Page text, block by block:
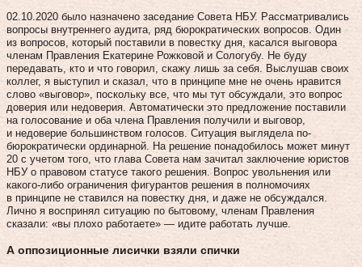
02.10.2020 было назначено заседание Совета НБУ. Рассматривались
вопросы внутреннего аудита, ряд бюрократических вопросов. Один
из вопросов, который поставили в повестку дня, касался выговора
членам Правления Екатерине Рожковой и Сологубу. Не буду
передавать, кто и что говорил, скажу лишь за себя. Выслушав своих
коллег, я выступил и сказал, что в принципе мне не очень нравится
слово «выговор», поскольку все, что мы тут обсуждали, это вопрос
доверия или недоверия. Автоматически это предложение поставили
на голосование и оба члена Правления получили и выговор,
и недоверие большинством голосов. Ситуация выглядела по-
бюрократически ординарной. На решение понадобилось может минут
20 с учетом того, что глава Совета нам зачитал заключение юристов
НБУ о правовом статусе такого решения. Вопрос увольнения или
какого-либо ограничения фигурантов решения в полномочиях
в принципе не ставился на повестку дня, и даже не обсуждался.
Лично я воспринял ситуацию по бытовому, членам Правления
сказали: «вы плохо работаете» — идите работать лучше.
А оппозиционные лисички взяли спички